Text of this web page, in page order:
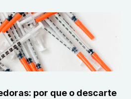
por que o descarte